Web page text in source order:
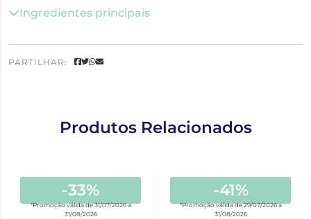
Ingredientes principais
PARTILHAR:
Produtos Relacionados
-33%
*Promoção válida de 31/07/2026 a
31/08/2026
-41%
*Promoção válida de 29/07/2026 a
31/08/2026